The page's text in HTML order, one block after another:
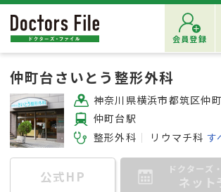
会員登録
仲町台さいとう整形外科
神奈川県横浜市都筑区仲
仲町台駅
整形外科
リウマチ科 す
公式HP ドクターズ
ネット